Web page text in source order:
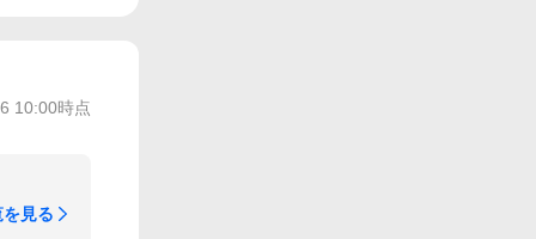
10:00時点
見る